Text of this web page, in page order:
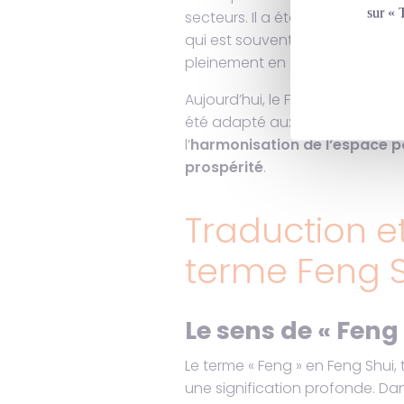
secteurs. Il a été
qui est souvent considéré
pleinement en œuvre les
Aujourd’hui, le Feng Shui est
été adapté aux cultures
l’harmonisation de l’espace
prospérité.
Traduction
terme Feng
Le sens de « Feng
Le terme « Feng » en Feng
une signification profonde.
sur «